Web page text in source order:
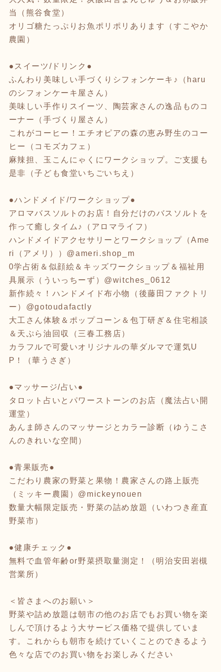
当（熊谷食堂）
オリゴ糖たっぷりお魚ポリポリあります（すこやか
農園）
●スイーツ/ドリンク●
ふんわり美味しい手づくりシフォンケーキ♪（haru
のシフォンケーキ屋さん）
美味しい手作りスイーツ、陶芸家さんの逸品ものコ
ーナー（手づくり屋さん）
これがコーヒー！エチオピアの森の恵み野生のコー
ヒー（コモズカフェ）
麻辣担、玉こんにゃくにワークショップ。ご支援も
是非（子ども食堂いちごいちえ）
●ハンドメイド/ワークショップ●
アロマバスソルトのお店！自分だけのバスソルトを
作って癒しタイム♪（アロマライフ）
ハンドメイドアクセサリーとワークショップ（Ame
ri（アメリ））@ameri.shop_m
0学占術＆似顔絵＆キッズワークショップ＆福祉用
具展示（ういっちーず）@witches_0612
新作続々！ハンドメイド布小物（後藤田ファクトリ
ー）@gotoudafactly
大工さん体験＆ポップコーン＆包丁研ぎ＆住宅相談
＆天ぷら油回収（三春工務店）
カラフルで可愛いオリジナルの華ダルマで運気U
P！（華うさぎ）
●マッサージ/占い●
タロット占いとパワーストーンのお店（魔法占い開
運堂）
あんま師さんのマッサージとカラー診断（ゆうこさ
んのきれいな空間）
●青果販売●
こだわり農家の野菜と果物！農家さんの路上販売
（ミッキー農園）@mickeynouen
数量大幅限定販売・野菜の詰め放題（いわつき産直
野菜市）
●健康チェック●
無料で血管年齢or野菜摂取量測定！（明治安田岩槻
営業所）
＜皆さまへのお願い＞
野菜や詰め放題は朝市の他のお店でもお買い物を楽
しんで頂けるよう大サービス価格で提供していま
す。これからも朝市を続けていくことのできるよう
色々な店でのお買い物をお楽しみください